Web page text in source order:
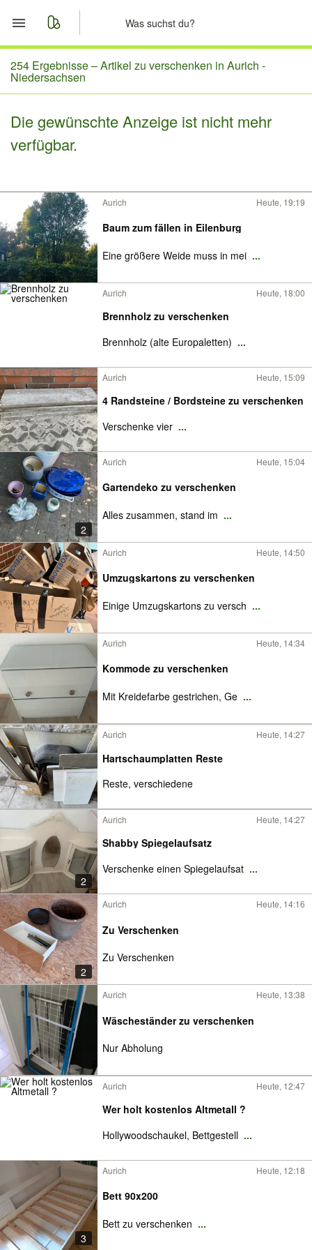
Start
Merkliste
Nachrichten
254 Ergebnisse –Artikel zu verschenken in Aurich -
Niedersachsen
Die gewünschte Anzeige ist nicht mehr
verfügbar.
Aurich Heute, 19:19
Baum zum fällen in Eilenburg
Eine größere Weide muss in mei ...
Aurich Heute, 18:00
Brennholz zu verschenken
Brennholz (alte Europaletten) ...
Aurich Heute, 15:09
4 Randsteine / Bordsteine zu verschenken
Verschenke vier ...
2
Aurich Heute, 15:04
Gartendeko zu verschenken
Alles zusammen, stand im ...
Aurich Heute, 14:50
Umzugskartons zu verschenken
Einige Umzugskartons zu versch ...
Aurich Heute, 14:34
Kommode zu verschenken
Mit Kreidefarbe gestrichen, Ge ...
Aurich Heute, 14:27
Hartschaumplatten Reste
Reste, verschiedene
2
Aurich Heute, 14:27
Shabby Spiegelaufsatz
Verschenke einen Spiegelaufsat ...
2
Aurich Heute, 14:16
Zu Verschenken
Zu Verschenken
Aurich Heute, 13:38
Wäscheständer zu verschenken
Nur Abholung
Aurich Heute, 12:47
Wer holt kostenlos Altmetall ?
Hollywoodschaukel, Bettgestell ...
3
Aurich Heute, 12:18
Bett 90x200
Bett zu verschenken ...